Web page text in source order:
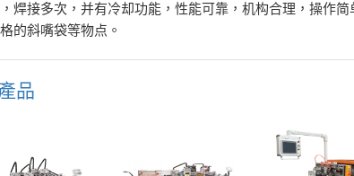
焊接多次，并有冷却功能，性能可靠，机构合理，操作
的斜嘴袋等物点。
品